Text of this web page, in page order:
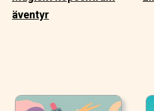
äventyr